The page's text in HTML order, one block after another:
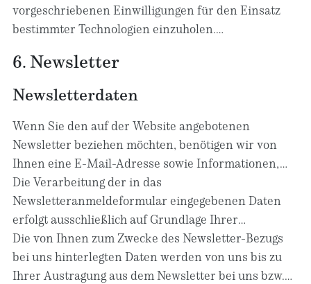
Wirkung für die Zukunft widerrufen werden.
vorgeschriebenen Einwilligungen für den Einsatz
bestimmter Technologien einzuholen.
6. Newsletter
Newsletter­daten
Wenn Sie den auf der Website angebotenen
Newsletter beziehen möchten, benötigen wir von
Ihnen eine E-Mail-Adresse sowie Informationen,
welche uns die Überprüfung gestatten, dass Sie der
Inhaber der angegebenen E-Mail-Adresse sind und
mit dem Empfang des Newsletters einverstanden
sind. Weitere Daten werden nicht bzw. nur auf
freiwilliger Basis erhoben. Diese Daten verwenden
wir ausschließlich für den Versand der
Die Verarbeitung der in das
Newsletteranmeldeformular eingegebenen Daten
erfolgt ausschließlich auf Grundlage Ihrer
Einwilligung (Art. 6 Abs. 1 lit. a DSGVO). Die erteilte
Einwilligung zur Speicherung der Daten, der E-Mail-
Adresse sowie deren Nutzung zum Versand des
Die von Ihnen zum Zwecke des Newsletter-Bezugs
bei uns hinterlegten Daten werden von uns bis zu
Ihrer Austragung aus dem Newsletter bei uns bzw.